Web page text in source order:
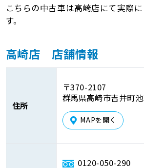
こちらの中古車は高崎店にて実際
す。
高崎店 店舗情報
住所
〒370-2107
群馬県高崎市吉井町
MAPを開く
0120-050-290